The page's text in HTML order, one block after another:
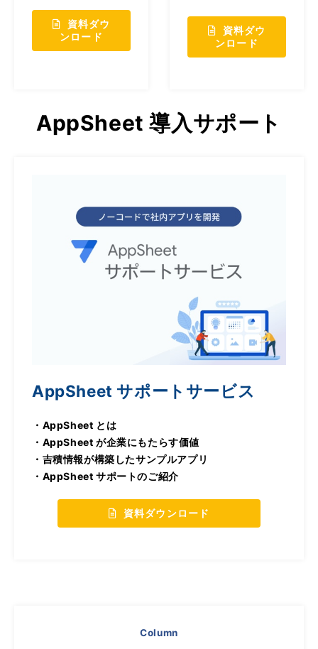
資料ダウ
ンロード
資料ダウ
ンロード
AppSheet 導入サポート
AppSheet サポートサービス
・AppSheet とは
・AppSheet が企業にもたらす価値
・吉積情報が構築したサンプルアプリ
・AppSheet サポートのご紹介
資料ダウンロード
Column